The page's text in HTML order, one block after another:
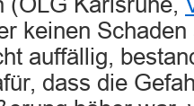
keinen
auffällig,
dass die